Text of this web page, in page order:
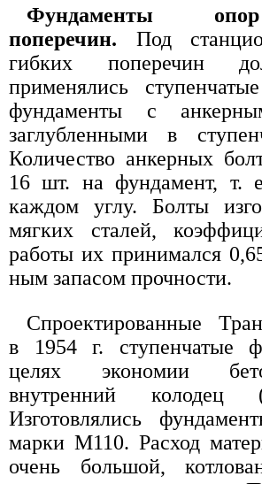
Фундаменты
поперечин. Под
гибких поперечин
применялись
фундаменты с
заглубленными в
Количество анкерных
16 шт. на фундамент,
каждом углу. Болты
мягких сталей,
работы их принимался
ным запасом прочности.
Спроектированные
в 1954 г. ступенчатые
целях экономии
внутренний колодец
Изготовлялись
марки М110. Расход
очень большой,